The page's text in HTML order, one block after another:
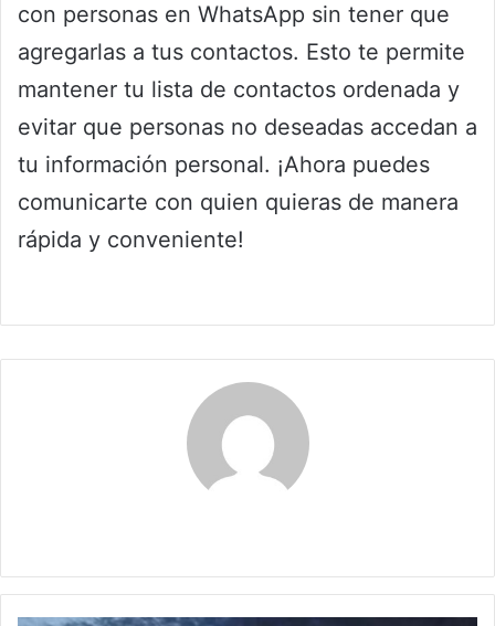
con personas en WhatsApp sin tener que
agregarlas a tus contactos. Esto te permite
mantener tu lista de contactos ordenada y
evitar que personas no deseadas accedan a
tu información personal. ¡Ahora puedes
comunicarte con quien quieras de manera
rápida y conveniente!